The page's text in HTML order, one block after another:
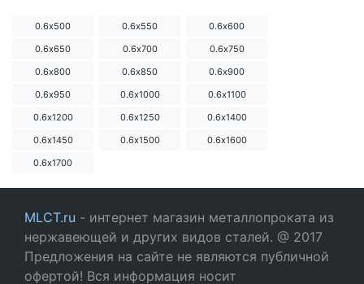
0.6х500 0.6х550
0.6х600
0.6х650
0.6х700
0.6х750
0.6х800
0.6х850
0.6х900
0.6х950
0.6х1000
0.6х1100
0.6х1200
0.6х1250
0.6х1400
0.6х1450
0.6х1500
0.6х1600
0.6х1700
MLCT.ru - интернет магазин металлопроката из
нержавеющей и других видов сталей. @ 2017
Предложения на сайте не являются публичной
офертой! Вся информация носит